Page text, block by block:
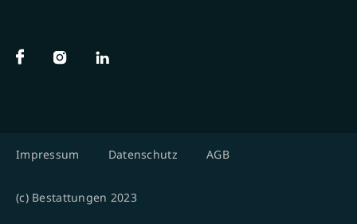
Impressum Datenschutz AGB
(c) Bestattungen 2023